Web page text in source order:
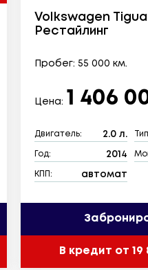
Volkswagen
Рестайлинг
Пробег: 55 000 км.
Цена: 1 406
Двигатель: 2.0 л.
Год: 2014
КПП: автомат
В кредит от